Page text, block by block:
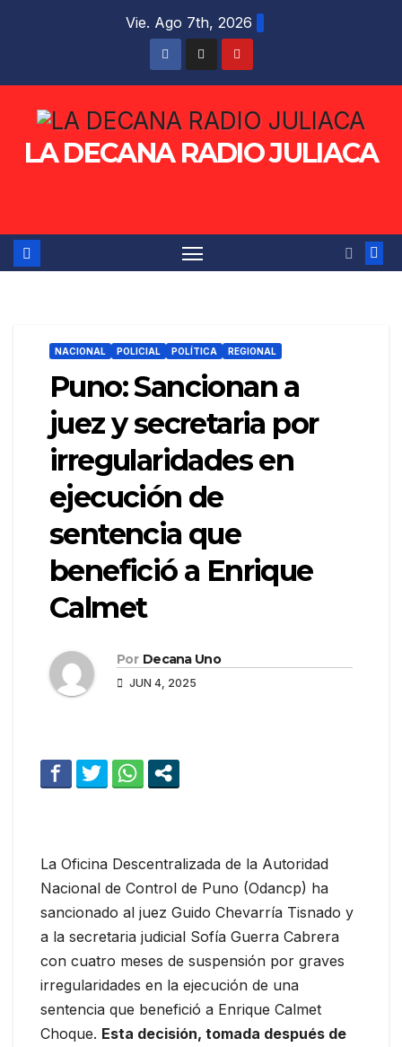
Vie. Ago 7th, 2026
LA DECANA RADIO JULIACA
NACIONAL POLICIAL POLÍTICA REGIONAL
Puno: Sancionan a
juez y secretaria por
irregularidades en
ejecución de
sentencia que
benefició a Enrique
Calmet
Por Decana Uno
JUN 4, 2025
La Oficina Descentralizada de la Autoridad
Nacional de Control de Puno (Odancp) ha
sancionado al juez Guido Chevarría Tisnado y
a la secretaria judicial Sofía Guerra Cabrera
con cuatro meses de suspensión por graves
irregularidades en la ejecución de una
sentencia que benefició a Enrique Calmet
Choque. Esta decisión, tomada después de